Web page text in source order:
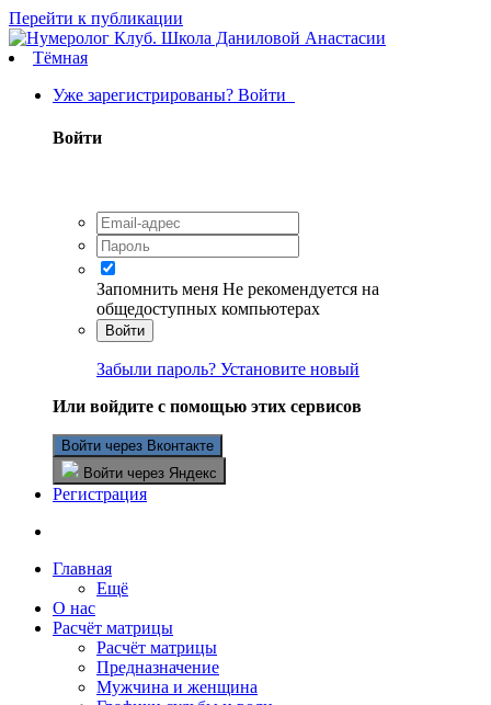
Перейти к публикации
Тёмная
Уже зарегистрированы? Войти
Войти
Запомнить меня Не рекомендуется на
общедоступных компьютерах
Войти
Забыли пароль? Установите новый
Или войдите с помощью этих сервисов
Войти через Вконтакте
Войти через Яндекс
Регистрация
Главная
Ещё
О нас
Расчёт матрицы
Расчёт матрицы
Предназначение
Мужчина и женщина